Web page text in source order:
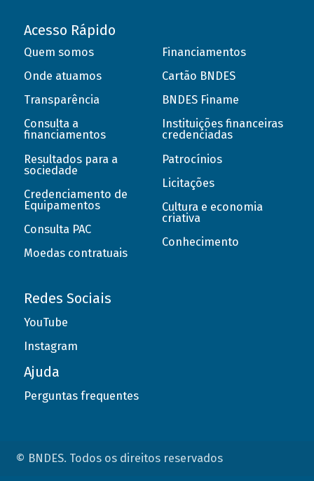
Acesso Rápido
Quem somos
Onde atuamos
Transparência
Consulta a
financiamentos
Resultados para a
sociedade
Credenciamento de
Equipamentos
Consulta PAC
Moedas contratuais
Financiamentos
Cartão BNDES
BNDES Finame
Instituições financeiras
credenciadas
Patrocínios
Licitações
Cultura e economia
criativa
Conhecimento
Redes Sociais
YouTube
Instagram
Ajuda
Perguntas frequentes
© BNDES. Todos os direitos reservados